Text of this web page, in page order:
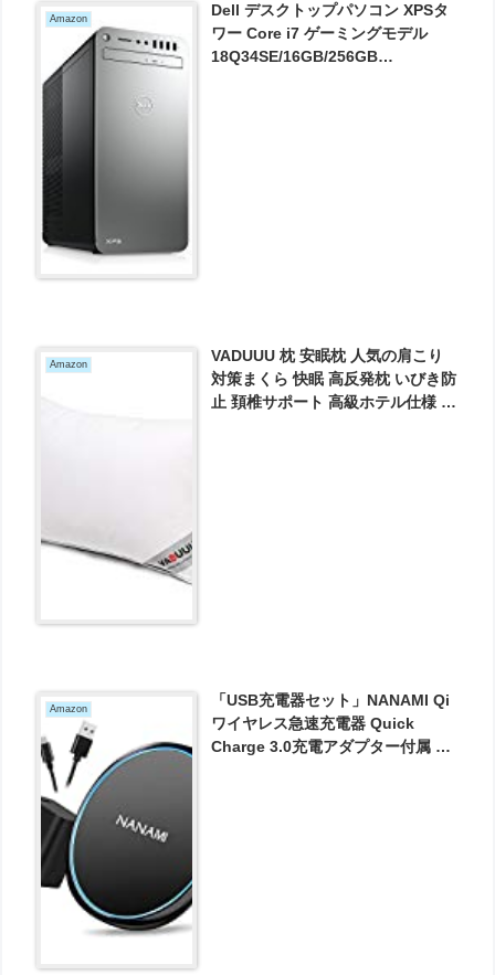
Amazon
Dell デスクトップパソコン XPSタ
ワー Core i7 ゲーミングモデル
18Q34SE/16GB/256GB
Amazon
VADUUU 枕 安眠枕 人気の肩こり
対策まくら 快眠 高反発枕 いびき防
止 頚椎サポート 高級ホテル仕様 家
Amazon
「USB充電器セット」NANAMI Qi
ワイヤレス急速充電器 Quick
Charge 3.0充電アダプター付属 置